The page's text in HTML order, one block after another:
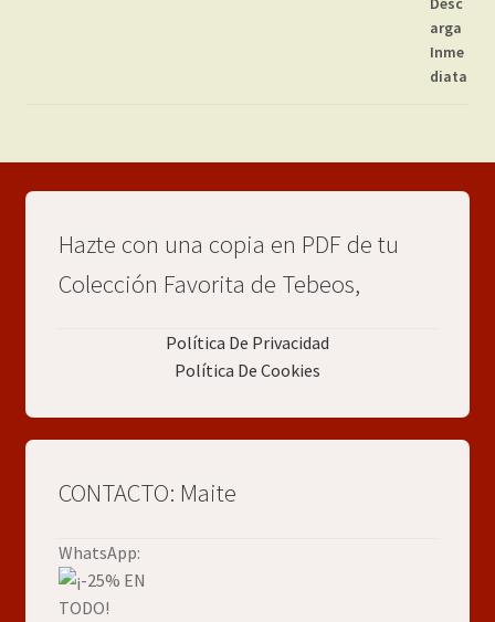
Hazte con una copia en PDF de tu
Colección Favorita de Tebeos,
Política De Privacidad
Política De Cookies
CONTACTO: Maite
WhatsApp: